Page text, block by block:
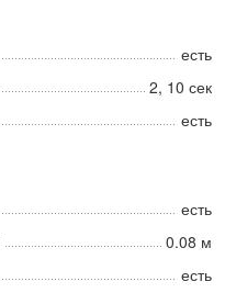
есть
2, 10 сек
есть
есть
0.08 м
есть